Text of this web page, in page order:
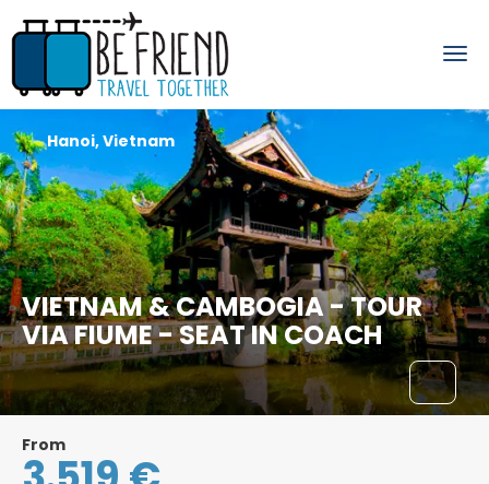
VIETNAM & CAMBOGIA - TOUR
VIA FIUME - SEAT IN COACH
Hanoi, Vietnam
From